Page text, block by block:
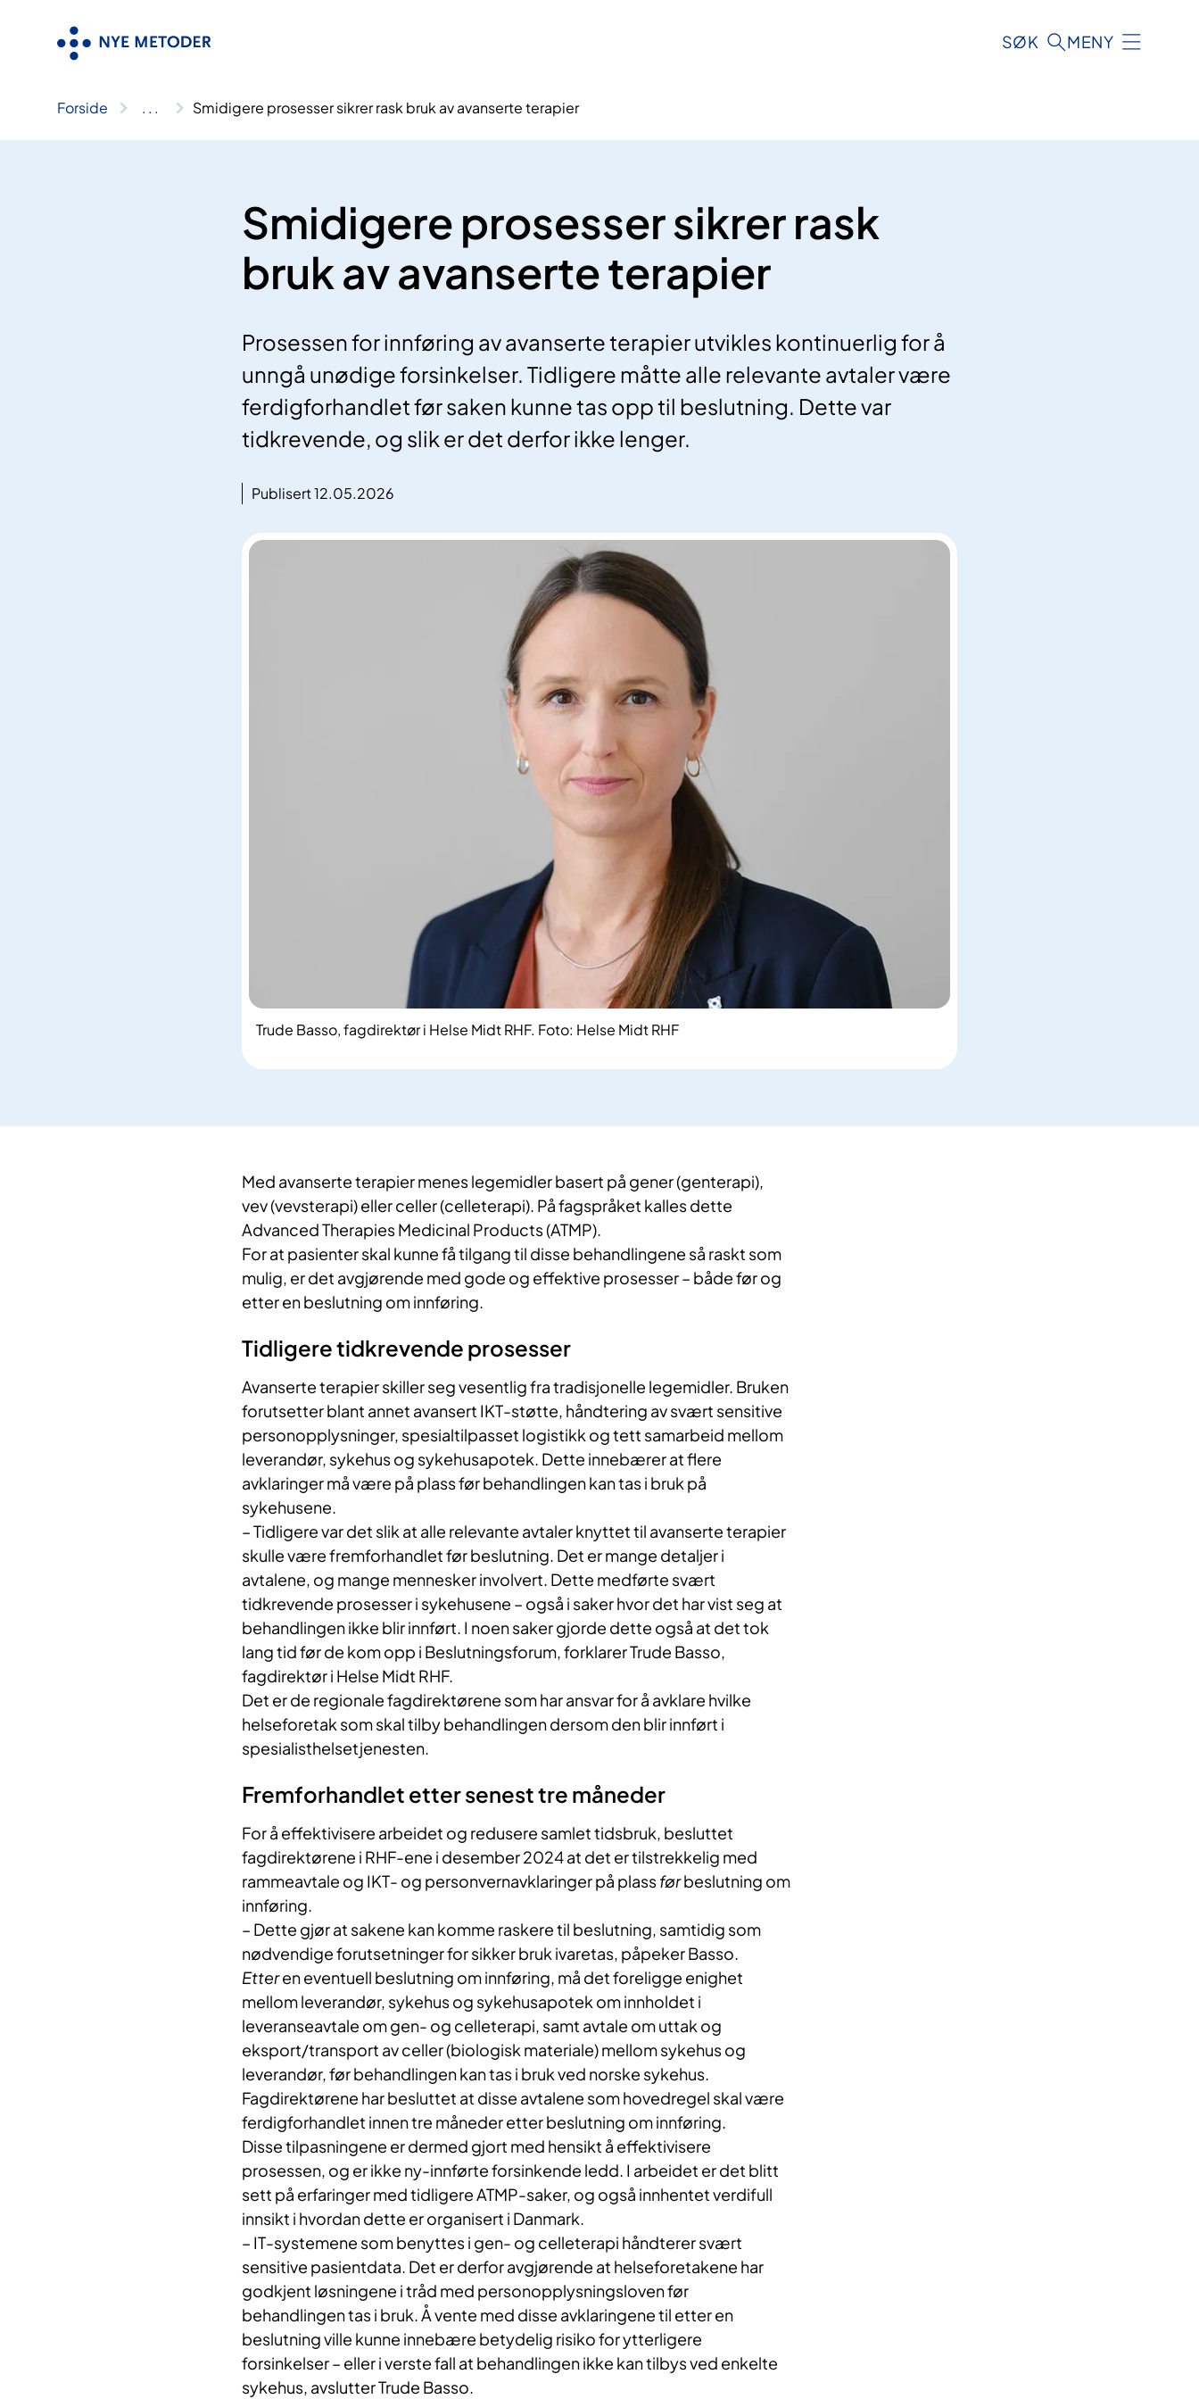
SØK MENY
Forside .. . Smidigere prosesser sikrer rask bruk av avanserte terapier
Smidigere prosesser sikrer rask
bruk av avanserte terapier
Prosessen for innføring av avanserte terapier utvikles kontinuerlig for å
unngå unødige forsinkelser. Tidligere måtte alle relevante avtaler være
ferdigforhandlet før saken kunne tas opp til beslutning. Dette var
tidkrevende, og slik er det derfor ikke lenger.
Publisert 12.05.2026
Trude Basso, fagdirektør i Helse Midt RHF. Foto: Helse Midt RHF
Med avanserte terapier menes legemidler basert på gener (genterapi),
vev (vevsterapi) eller celler (celleterapi). På fagspråket kalles dette
Advanced Therapies Medicinal Products (ATMP).
For at pasienter skal kunne få tilgang til disse behandlingene så raskt som
mulig, er det avgjørende med gode og effektive prosesser – både før og
etter en beslutning om innføring.
Tidligere tidkrevende prosesser
Avanserte terapier skiller seg vesentlig fra tradisjonelle legemidler. Bruken
forutsetter blant annet avansert IKT-støtte, håndtering av svært sensitive
personopplysninger, spesialtilpasset logistikk og tett samarbeid mellom
leverandør, sykehus og sykehusapotek. Dette innebærer at flere
avklaringer må være på plass før behandlingen kan tas i bruk på
sykehusene.
– Tidligere var det slik at alle relevante avtaler knyttet til avanserte terapier
skulle være fremforhandlet før beslutning. Det er mange detaljer i
avtalene, og mange mennesker involvert. Dette medførte svært
tidkrevende prosesser i sykehusene – også i saker hvor det har vist seg at
behandlingen ikke blir innført. I noen saker gjorde dette også at det tok
lang tid før de kom opp i Beslutningsforum, forklarer Trude Basso,
fagdirektør i Helse Midt RHF.
Det er de regionale fagdirektørene som har ansvar for å avklare hvilke
helseforetak som skal tilby behandlingen dersom den blir innført i
spesialisthelsetjenesten.
Fremforhandlet etter senest tre måneder
For å effektivisere arbeidet og redusere samlet tidsbruk, besluttet
fagdirektørene i RHF-ene i desember 2024 at det er tilstrekkelig med
rammeavtale og IKT- og personvernavklaringer på plassførbeslutning om
innføring.
– Dette gjør at sakene kan komme raskere til beslutning, samtidig som
nødvendige forutsetninger for sikker bruk ivaretas, påpeker Basso.
Etteren eventuell beslutning om innføring, må det foreligge enighet
mellom leverandør, sykehus og sykehusapotek om innholdet i
leveranseavtale om gen- og celleterapi, samt avtale om uttak og
eksport/transport av celler (biologisk materiale) mellom sykehus og
leverandør, før behandlingen kan tas i bruk ved norske sykehus.
Fagdirektørene har besluttet at disse avtalene som hovedregel skal være
ferdigforhandlet innen tre måneder etter beslutning om innføring.
Disse tilpasningene er dermed gjort med hensikt å effektivisere
prosessen, og er ikke ny-innførte forsinkende ledd. I arbeidet er det blitt
sett på erfaringer med tidligere ATMP-saker, og også innhentet verdifull
innsikt i hvordan dette er organisert i Danmark.
– IT-systemene som benyttes i gen- og celleterapi håndterer svært
sensitive pasientdata. Det er derfor avgjørende at helseforetakene har
godkjent løsningene i tråd med personopplysningsloven før
behandlingen tas i bruk. Å vente med disse avklaringene til etter en
beslutning ville kunne innebære betydelig risiko for ytterligere
forsinkelser – eller i verste fall at behandlingen ikke kan tilbys ved enkelte
sykehus, avslutter Trude Basso.